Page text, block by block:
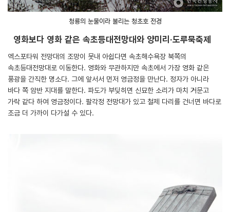
청룡의 눈물이라 불리는 청초호 전경
영화보다 영화 같은 속초등대전망대와 양미리·도루묵축제
엑스포타워 전망대의 조망이 못내 아쉽다면 속초해수욕장 북쪽의
속초등대전망대로 이동한다. 영화와 무관하지만 속초에서 가장 영화 같은
풍광을 간직한 명소다. 그에 앞서서 먼저 영금정을 만난다. 정자가 아니라
바다 쪽 암반 지대를 말한다. 파도가 부딪히면 신묘한 소리가 마치 거문고
가락 같다 하여 영금정이다. 팔각정 전망대가 있고 철제 다리를 건너면 바다로
조금 더 가까이 다가설 수 있다.